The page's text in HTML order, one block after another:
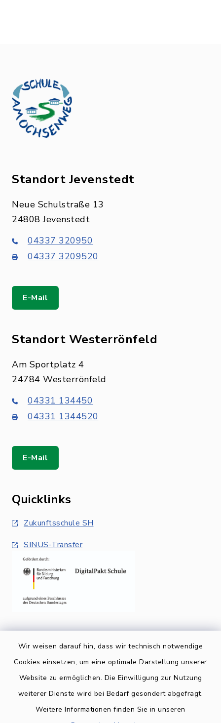
Wir weisen darauf hin, dass wir technisch notwendige
Cookies einsetzen, um eine optimale Darstellung unserer
Website zu ermöglichen. Die Einwilligung zur Nutzung
weiterer Dienste wird bei Bedarf gesondert abgefragt.
Weitere Informationen finden Sie in unseren
Standort Jevenstedt
Neue Schulstraße 13
24808 Jevenstedt
04337 320950
04337 3209520
E-Mail
Standort Westerrönfeld
Am Sportplatz 4
24784 Westerrönfeld
04331 134450
04331 1344520
E-Mail
Quicklinks
Zukunftsschule SH
SINUS-Transfer
BARRIEREFREIHEIT